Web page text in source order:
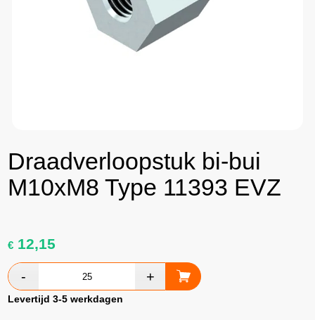
Draadverloopstuk bi-bui
M10xM8 Type 11393 EVZ
€ 12,15
Levertijd 3-5 werkdagen